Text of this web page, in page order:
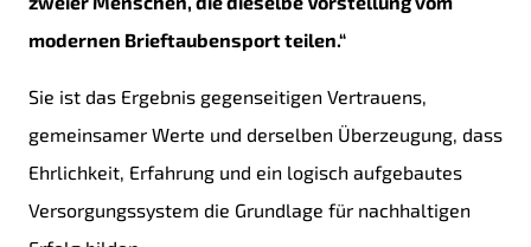
modernen Brieftaubensport teilen.“
Sie ist das Ergebnis gegenseitigen Vertrauens,
gemeinsamer Werte und derselben Überzeugung, dass
Ehrlichkeit, Erfahrung und ein logisch aufgebautes
Versorgungssystem die Grundlage für nachhaltigen